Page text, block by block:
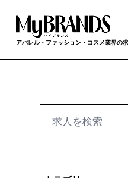
アパレル・ファッション・コスメ業界の